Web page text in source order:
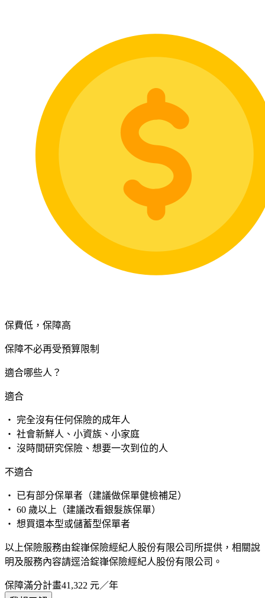
保費低，保障高
保障不必再受預算限制
適合哪些人？
適合
・ 完全沒有任何保險的成年人
・ 社會新鮮人、小資族、小家庭
・ 沒時間研究保險、想要一次到位的人
不適合
・ 已有部分保單者（建議做保單健檢補足）
・ 60 歲以上（建議改看銀髮族保單）
・ 想買還本型或儲蓄型保單者
以上保險服務由錠嵂保險經紀人股份有限公司所提供，相關說
明及服務內容請逕洽錠嵂保險經紀人股份有限公司。
保障滿分計畫41,322 元／年